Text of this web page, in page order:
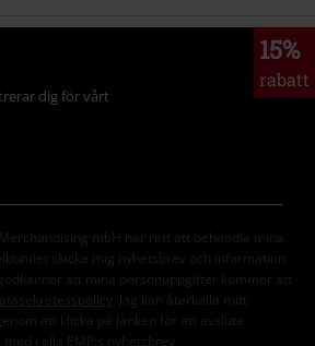
15%
rabatt
dig för vårt
mbH har rätt att behandla mina
skicka mig nyhetsbrev och information
att mina personuppgifter kommer att
. Jag kan återkalla mitt
att klicka på länken för att avsluta
i alla EMP:s nyhetsbrev.